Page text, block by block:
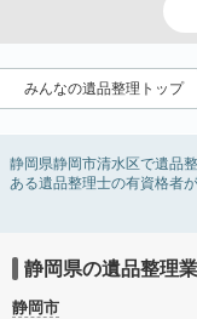
みんなの遺品整理トップ
静岡県静岡市清水区で遺品
ある遺品整理士の有資格者
掲載されています。遺品処
ービスで絞り込み条件を利
ゴミの処分方法や親の家の
で、チェックしてみてくださ
静岡県の遺品整理
静岡市